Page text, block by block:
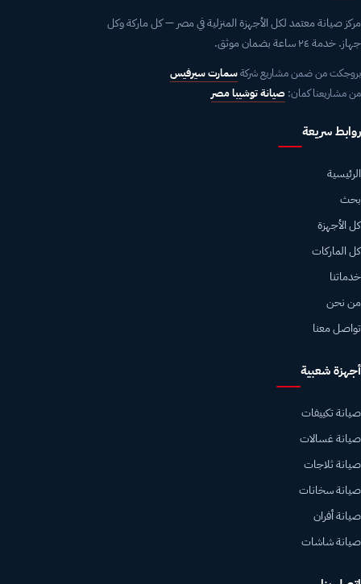
مركز صيانة معتمد لكل الأجهزة المنزلية في مصر — كل ماركة وكل
جهاز. خدمة ٢٤ ساعة بضمان موثق.
بروجكت من ضمن مشاريع شركةسمارت سيرفيس
من مشاريعنا كمان: صيانة توشيبا مصر
روابط سريعة
الرئيسية
بحث
كل الأجهزة
كل الماركات
خدماتنا
من نحن
تواصل معنا
أجهزة شعبية
صيانة تكييفات
صيانة غسالات
صيانة ثلاجات
صيانة سخانات
صيانة أفران
صيانة شاشات